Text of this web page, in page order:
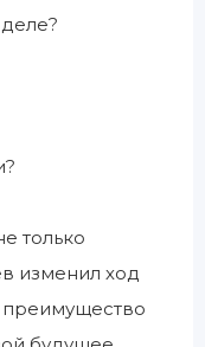
только
изменил ход
преимущество